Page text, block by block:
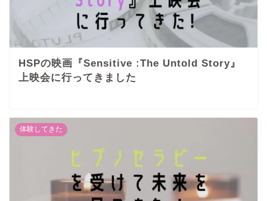
HSPの映画『Sensitive :The Untold Story』
上映会に行ってきました
体験してきた